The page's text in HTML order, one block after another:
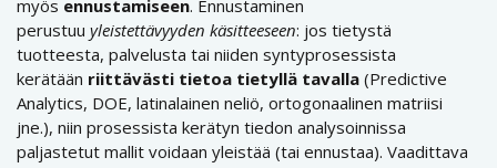
myös ennustamiseen. Ennustaminen
perustuu yleistettävyyden käsitteeseen: jos tietystä
tuotteesta, palvelusta tai niiden syntyprosessista
kerätään riittävästi tietoa tietyllä tavalla (Predictive
Analytics, DOE, latinalainen neliö, ortogonaalinen matriisi
jne.), niin prosessista kerätyn tiedon analysoinnissa
paljastetut mallit voidaan yleistää (tai ennustaa). Vaadittava